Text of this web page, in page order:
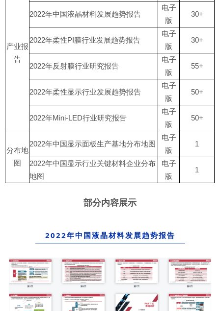
产业报
告
2022年中国液晶材料发展趋势报告
电子
版
30+
2022年柔性PI膜行业发展趋势报告
电子
版
30+
2022年反射膜行业研究报告
电子
版
55+
2022年柔性显示行业发展趋势报告
电子
版
50+
2022年Mini-LED行业研究报告
电子
版
50+
分布地
图
2022年中国显示面板生产基地分布地图
电子
版
1
2022年中国显示行业关键材料企业分布
地图
电子
版
1
部分内容展示
2022年中国液晶材料发展趋势报告